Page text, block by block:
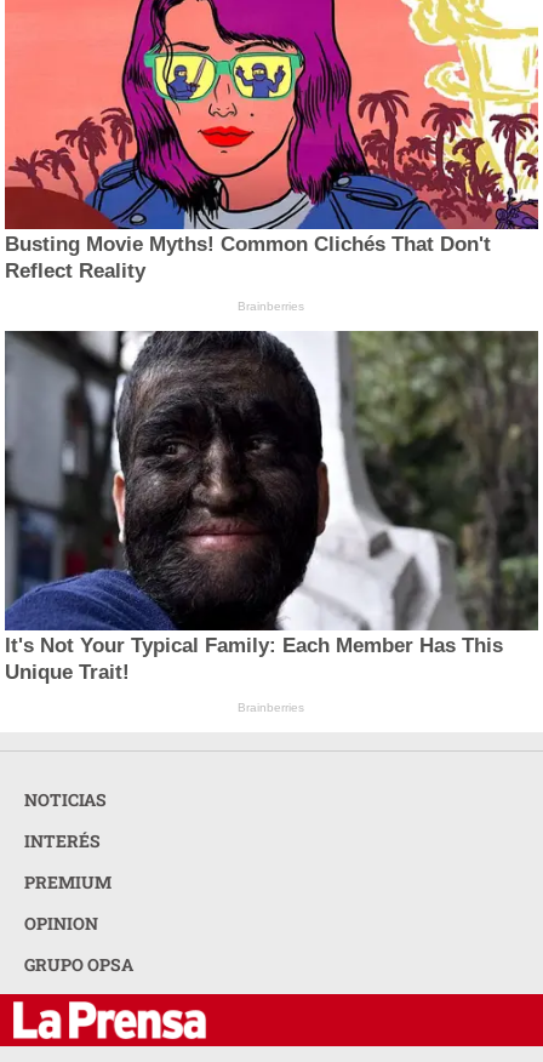
Busting Movie Myths! Common Clichés That Don't
Reflect Reality
Brainberries
It's Not Your Typical Family: Each Member Has This
Unique Trait!
Brainberries
NOTICIAS
INTERÉS
PREMIUM
OPINION
GRUPO OPSA